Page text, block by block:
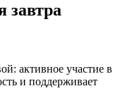
завтра
активное участие в
и поддерживает